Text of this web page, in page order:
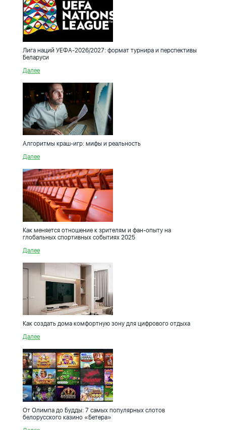
Лига наций УЕФА-2026/2027: формат турнира и перспективы
Беларуси
Далее
Алгоритмы краш-игр: мифы и реальность
Далее
Как меняется отношение к зрителям и фан-опыту на
глобальных спортивных событиях 2025
Далее
Как создать дома комфортную зону для цифрового отдыха
Далее
От Олимпа до Будды: 7 самых популярных слотов
белорусского казино «Бетера»